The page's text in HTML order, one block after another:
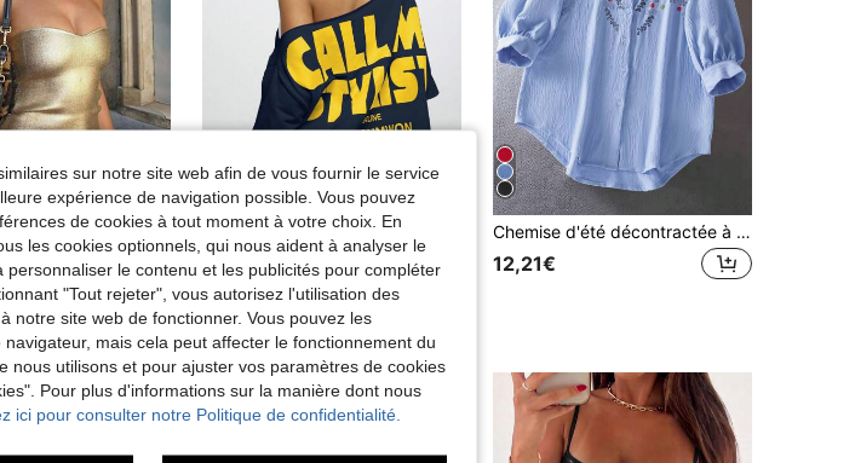
métallique
Top bandeau moulant extensible pour femme, revêtement PU doré métallique, style mode d'été, adapté pour boîte de nuit, soirée, tenue quotidienne, festival de musique et concert, Y2K
de Soirée Hauts pour femmes
14
SUMWON Women
(1000+)
21,17€
Chemise d'été décontractée à manches 3/4 brodée pour femmes, idéale pour les vacances
12,21€
sur notre site web afin de vous fournir le service
expérience de navigation possible. Vous pouvez
de cookies à tout moment à votre choix. En
les cookies optionnels, qui nous aident à analyser le
le contenu et les publicités pour compléter
"Tout rejeter", vous autorisez l'utilisation des
notre site web de fonctionner. Vous pouvez les
mais cela peut affecter le fonctionnement du
nous utilisons et pour ajuster vos paramètres de cookies
Pour plus d'informations sur la manière dont nous
ici pour consulter notre Politique de confidentialité.